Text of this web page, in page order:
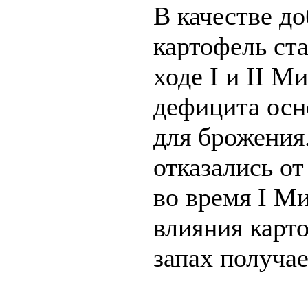
В качестве
картофель
ходе I и II
дефицита
для
отказались
во время I
влияния
запах